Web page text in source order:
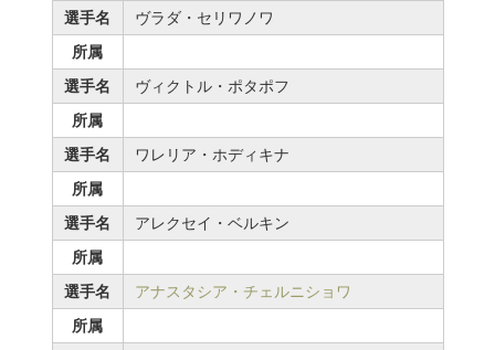
選手名
ヴラダ・セリワノワ
所属
選手名
ヴィクトル・ポタポフ
所属
選手名
ワレリア・ホディキナ
所属
選手名
アレクセイ・ベルキン
所属
選手名
アナスタシア・チェルニショワ
所属